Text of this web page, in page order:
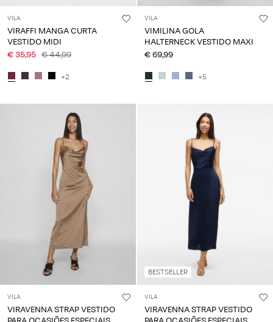
VILA
VIRAFFI MANGA CURTA
VESTIDO MIDI
€ 35,95 € 44,99
+2
VILA
VIMILINA GOLA
HALTERNECK VESTIDO MAXI
€ 69,99
+5
VILA
VIRAVENNA STRAP VESTIDO
BESTSELLER
VILA
VIRAVENNA STRAP VESTIDO